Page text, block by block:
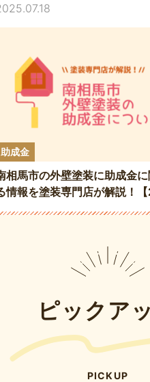
助成金
相馬市の外壁塗装に助成金
情報を塗装専門店が解説！
ピックア
PICKUP